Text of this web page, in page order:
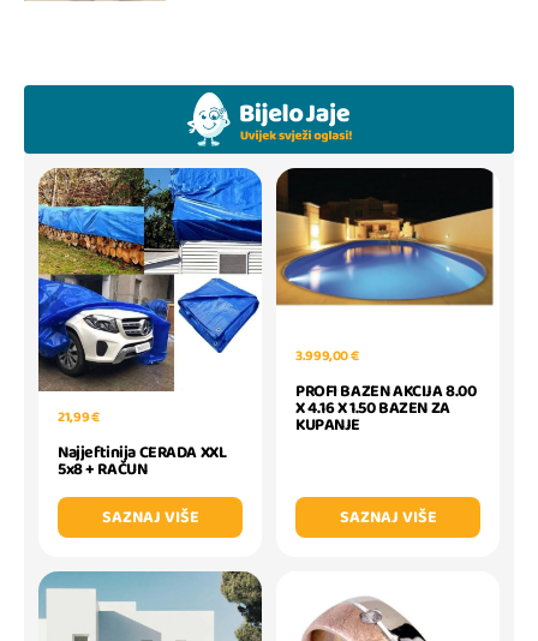
21,99 €
Najjeftinija CERADA XXL
5x8 + RAČUN
SAZNAJ VIŠE
3.999,00 €
PROFI BAZEN AKCIJA 8.00
X 4.16 X 1.50 BAZEN ZA
KUPANJE
SAZNAJ VIŠE